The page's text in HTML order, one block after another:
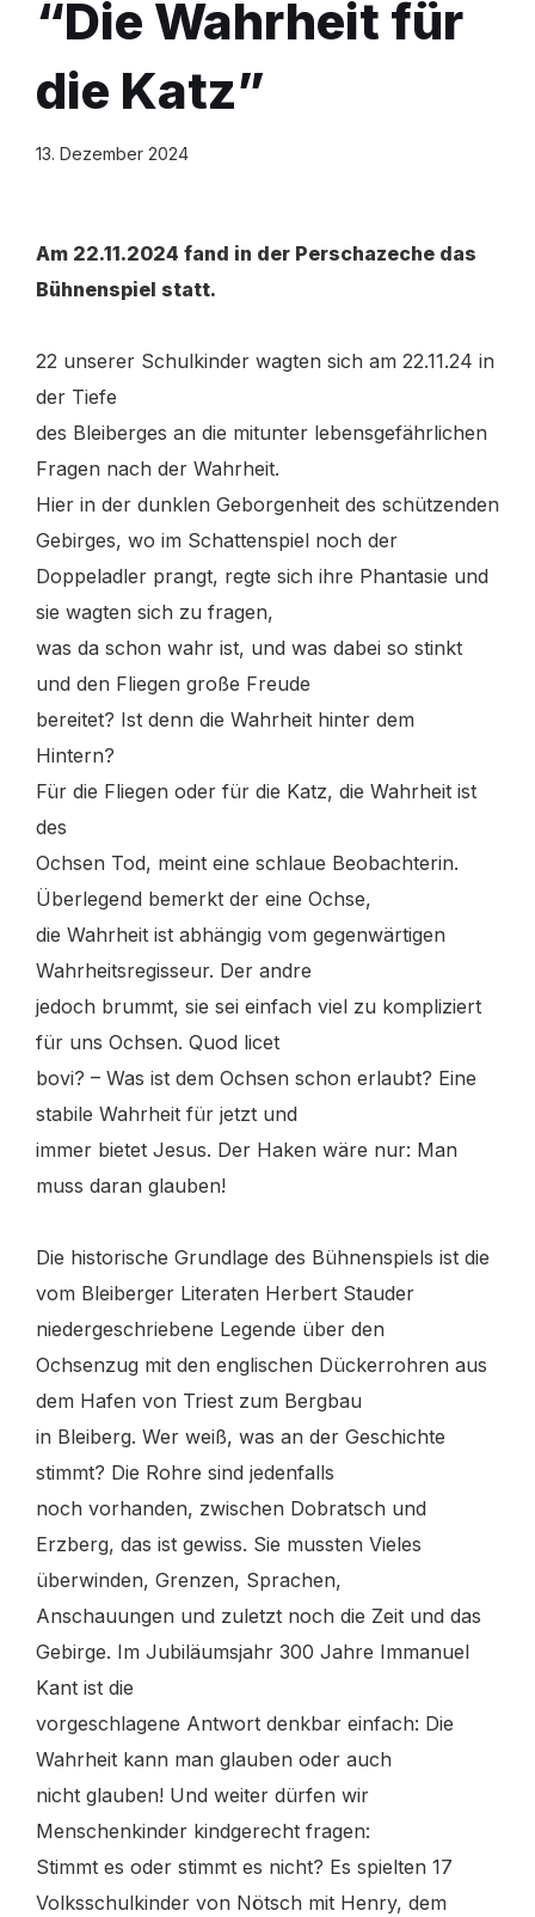
“Die Wahrheit für
die Katz”
13. Dezember 2024
Am 22.11.2024 fand in der Perschazeche das
Bühnenspiel statt.
22 unserer Schulkinder wagten sich am 22.11.24 in
der Tiefe
des Bleiberges an die mitunter lebensgefährlichen
Fragen nach der Wahrheit.
Hier in der dunklen Geborgenheit des schützenden
Gebirges, wo im Schattenspiel noch der
Doppeladler prangt, regte sich ihre Phantasie und
sie wagten sich zu fragen,
was da schon wahr ist, und was dabei so stinkt
und den Fliegen große Freude
bereitet? Ist denn die Wahrheit hinter dem
Hintern?
Für die Fliegen oder für die Katz, die Wahrheit ist
des
Ochsen Tod, meint eine schlaue Beobachterin.
Überlegend bemerkt der eine Ochse,
die Wahrheit ist abhängig vom gegenwärtigen
Wahrheitsregisseur. Der andre
jedoch brummt, sie sei einfach viel zu kompliziert
für uns Ochsen. Quod licet
bovi? – Was ist dem Ochsen schon erlaubt? Eine
stabile Wahrheit für jetzt und
immer bietet Jesus. Der Haken wäre nur: Man
muss daran glauben!
Die historische Grundlage des Bühnenspiels ist die
vom Bleiberger Literaten Herbert Stauder
niedergeschriebene Legende über den
Ochsenzug mit den englischen Dückerrohren aus
dem Hafen von Triest zum Bergbau
in Bleiberg. Wer weiß, was an der Geschichte
stimmt? Die Rohre sind jedenfalls
noch vorhanden, zwischen Dobratsch und
Erzberg, das ist gewiss. Sie mussten Vieles
überwinden, Grenzen, Sprachen,
Anschauungen und zuletzt noch die Zeit und das
Gebirge. Im Jubiläumsjahr 300 Jahre Immanuel
Kant ist die
vorgeschlagene Antwort denkbar einfach: Die
Wahrheit kann man glauben oder auch
nicht glauben! Und weiter dürfen wir
Menschenkinder kindgerecht fragen:
Stimmt es oder stimmt es nicht? Es spielten 17
Volksschulkinder von Nötsch mit Henry, dem